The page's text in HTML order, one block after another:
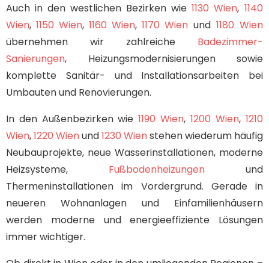
Auch in den westlichen Bezirken wie 1130 Wien, 1140
Wien, 1150 Wien, 1160 Wien, 1170 Wien und 1180 Wien
übernehmen wir zahlreiche Badezimmer-
Sanierungen, Heizungsmodernisierungen sowie
komplette Sanitär- und Installationsarbeiten bei
Umbauten und Renovierungen.
In den Außenbezirken wie 1190 Wien, 1200 Wien, 1210
Wien,1220 Wienund1230 Wienstehen wiederum häufig
Neubauprojekte, neue Wasserinstallationen, moderne
Heizsysteme, Fußbodenheizungen und
Thermeninstallationen im Vordergrund. Gerade in
neueren Wohnanlagen und Einfamilienhäusern
werden moderne und energieeffiziente Lösungen
immer wichtiger.